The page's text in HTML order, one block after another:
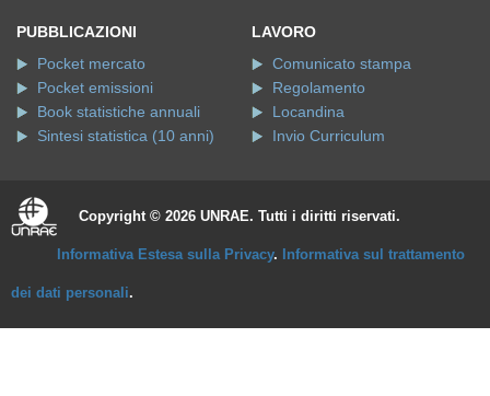
PUBBLICAZIONI
Pocket mercato
Pocket emissioni
Book statistiche annuali
Sintesi statistica (10 anni)
LAVORO
Comunicato stampa
Regolamento
Locandina
Invio Curriculum
Copyright © 2026 UNRAE. Tutti i diritti riservati.
Informativa Estesa sulla Privacy. Informativa sul trattamento
dei dati personali.